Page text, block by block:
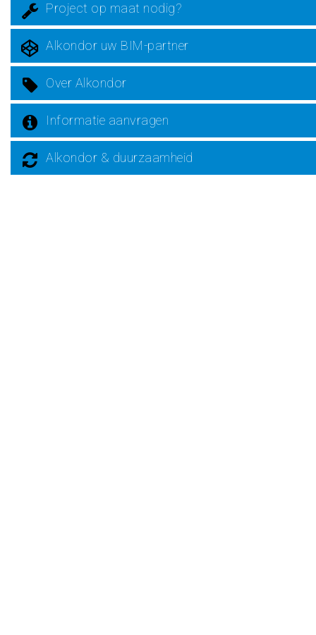
Project op maat nodig?
Alkondor uw BIM-partner
Over Alkondor
Informatie aanvragen
Alkondor & duurzaamheid